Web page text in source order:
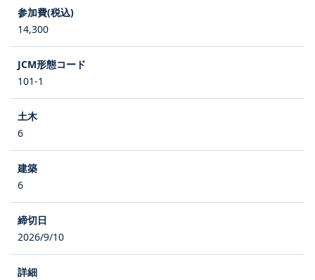
14,300
101-1
6
6
2026/9/10